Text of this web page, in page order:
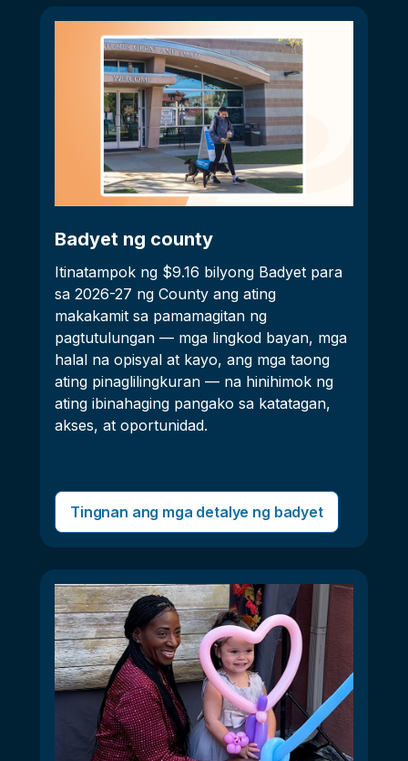
Badyet ng county
Itinatampok ng $9.16 bilyong Badyet para
sa 2026-27 ng County ang ating
makakamit sa pamamagitan ng
pagtutulungan — mga lingkod bayan, mga
halal na opisyal at kayo, ang mga taong
ating pinaglilingkuran — na hinihimok ng
ating ibinahaging pangako sa katatagan,
akses, at oportunidad.
Tingnan ang mga detalye ng badyet